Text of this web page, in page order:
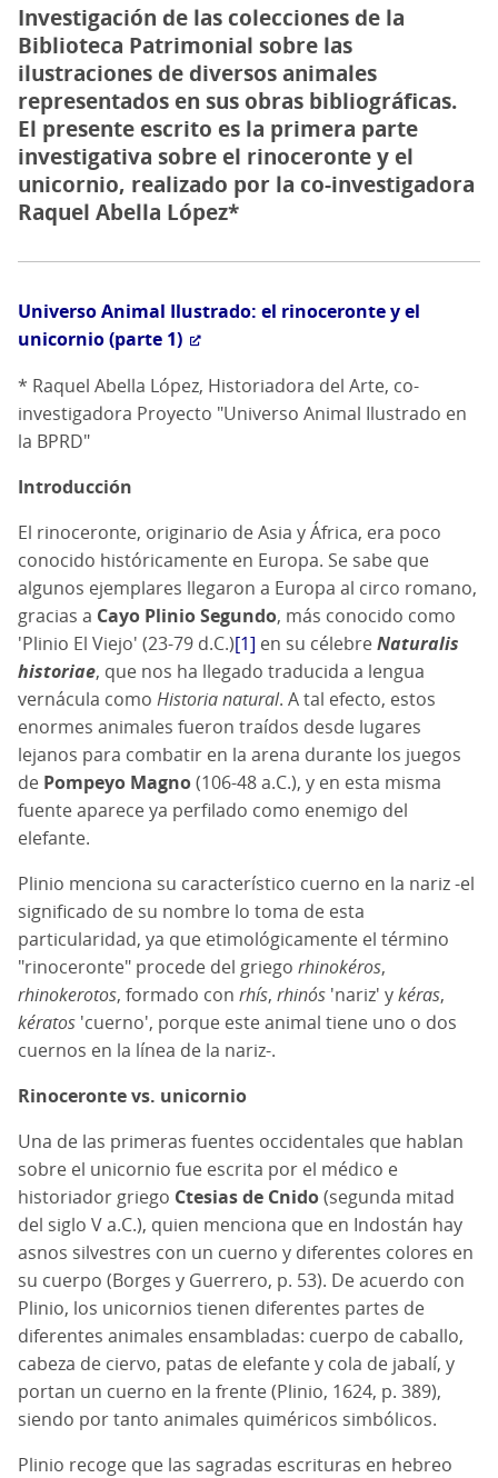
Investigación de las colecciones de la
Biblioteca Patrimonial sobre las
ilustraciones de diversos animales
representados en sus obras bibliográficas.
El presente escrito es la primera parte
investigativa sobre el rinoceronte y el
unicornio, realizado por la co-investigadora
Raquel Abella López*
Universo Animal Ilustrado: el rinoceronte y el
unicornio (parte 1)
* Raquel Abella López, Historiadora del Arte, co-
investigadora Proyecto "Universo Animal Ilustrado en
la BPRD"
Introducción
El rinoceronte, originario de Asia y África, era poco
conocido históricamente en Europa. Se sabe que
algunos ejemplares llegaron a Europa al circo romano,
gracias a Cayo Plinio Segundo, más conocido como
'Plinio El Viejo' (23-79 d.C.)[1] en su célebreNaturalis
historiae, que nos ha llegado traducida a lengua
vernácula como Historia natural. A tal efecto, estos
enormes animales fueron traídos desde lugares
lejanos para combatir en la arena durante los juegos
de Pompeyo Magno(106-48 a.C.), y en esta misma
fuente aparece ya perfilado como enemigo del
elefante.
Plinio menciona su característico cuerno en la nariz -el
significado de su nombre lo toma de esta
particularidad, ya que etimológicamente el término
"rinoceronte" procede del griego rhinokéros,
rhinokerotos, formado con rhís, rhinós 'nariz' ykéras,
kératos 'cuerno', porque este animal tiene uno o dos
cuernos en la línea de la nariz-.
Rinoceronte vs. unicornio
Una de las primeras fuentes occidentales que hablan
sobre el unicornio fue escrita por el médico e
historiador griego Ctesias de Cnido(segunda mitad
del siglo V a.C.), quien menciona que en Indostán hay
asnos silvestres con un cuerno y diferentes colores en
su cuerpo (Borges y Guerrero, p. 53). De acuerdo con
Plinio, los unicornios tienen diferentes partes de
diferentes animales ensambladas: cuerpo de caballo,
cabeza de ciervo, patas de elefante y cola de jabalí, y
portan un cuerno en la frente (Plinio, 1624, p. 389),
siendo por tanto animales quiméricos simbólicos.
Plinio recoge que las sagradas escrituras en hebreo